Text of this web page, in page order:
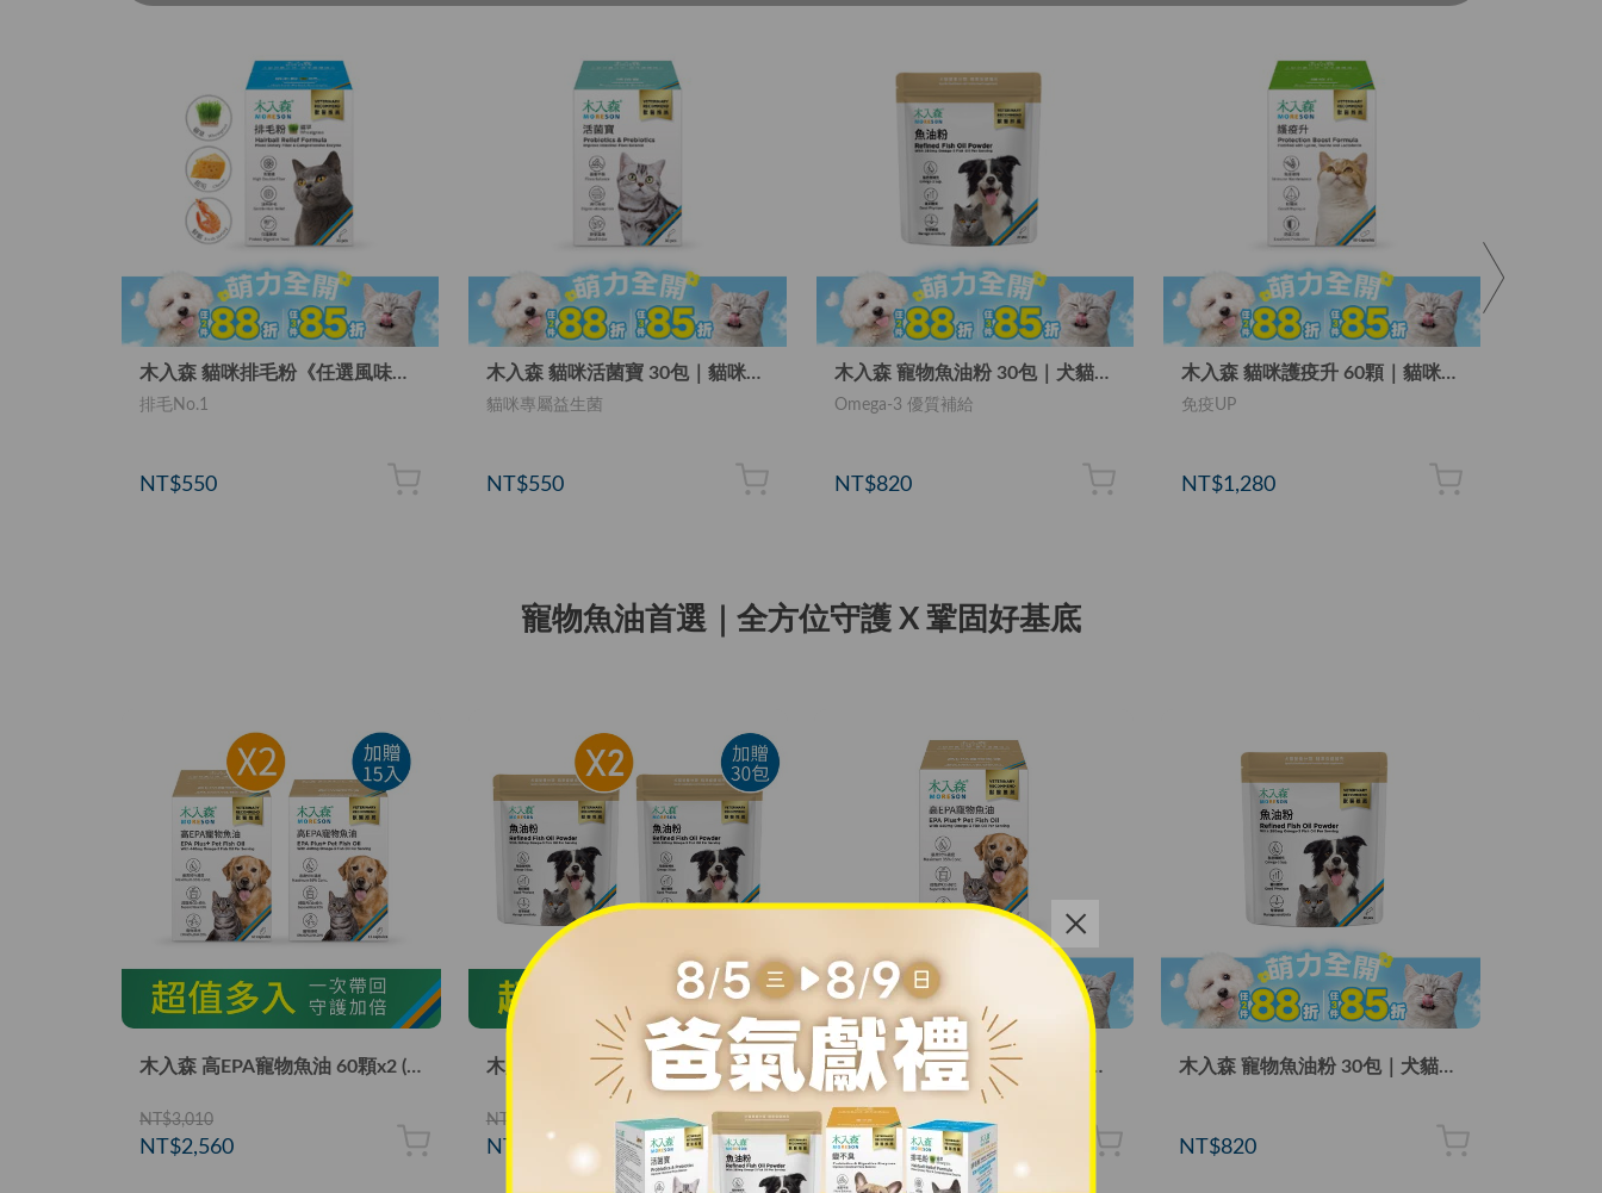
木入森 貓咪排毛粉《任選風味》30包｜貓換毛季必備
排毛No.1
NT$550
木入森 貓咪活菌寶 30包｜貓咪益生菌
貓咪專屬益生菌
NT$550
木入森 寵物魚油粉 30包｜犬貓魚油
Omega-3 優質補給
NT$820
木入森 貓咪護疫升 60顆｜貓咪離胺酸
免疫UP
NT$1,280
寵物魚油首選｜全方位守護 X 鞏固好基底
木入森 高EPA寵物魚油 60顆x2 (加贈15顆)｜貓狗魚油推薦
NT$3,010
NT$2,560
木入森 寵物魚油粉 30包x3｜犬貓魚油
NT$2,460
NT$2,410
木入森 高EPA寵物魚油 60顆｜貓狗魚油推薦
NT$1,280
木入森 寵物魚油粉 30包｜犬貓魚油
NT$820